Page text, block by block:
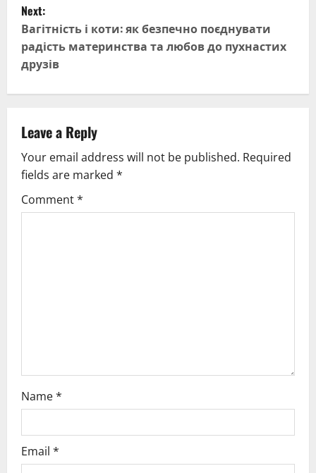
t
n
a
v
i
g
a
Next:
Вагітність і коти: як безпечно поєднувати
радість материнства та любов до пухнастих
друзів
Leave a Reply
Your email address will not be published. Required
fields are marked *
Comment*
Name*
Email *